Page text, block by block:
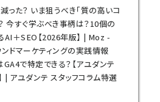
った？ いま狙うべき「質の高いコ
今すぐ学ぶべき事柄は？10個の
AI＋SEO【2026年版】 | Moz -
ドマーケティングの実践情報
で特定できる？【アユダンテ
| アユダンテ スタッフコラム特選